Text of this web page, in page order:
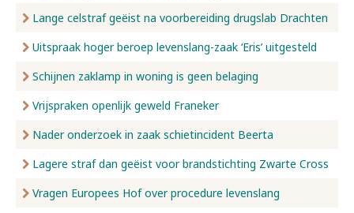
Lange celstraf geëist na voorbereiding drugslab Drachten
Uitspraak hoger beroep levenslang-zaak ‘Eris’ uitgesteld
Schijnen zaklamp in woning is geen belaging
Vrijspraken openlijk geweld Franeker
Nader onderzoek in zaak schietincident Beerta
Lagere straf dan geëist voor brandstichting Zwarte Cross
Vragen Europees Hof over procedure levenslang